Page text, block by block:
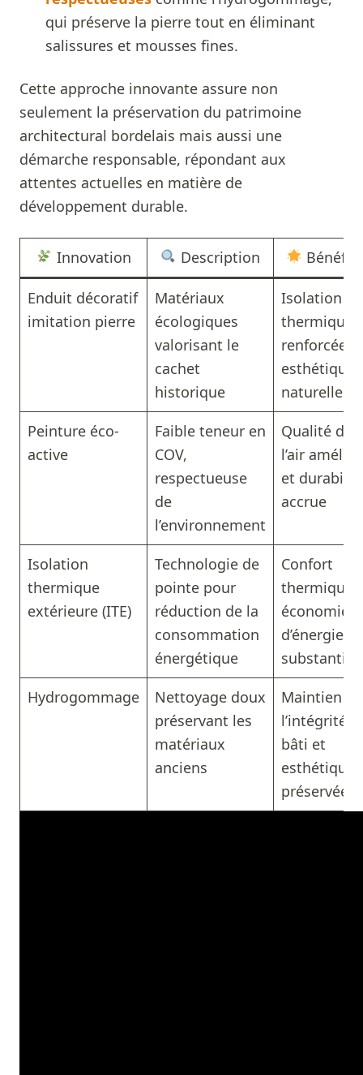
qui préserve la pierre tout en éliminant
salissures et mousses fines.
Cette approche innovante assure non
seulement la préservation du patrimoine
architectural bordelais mais aussi une
démarche responsable, répondant aux
attentes actuelles en matière de
développement durable.
Innovation Description
Enduit décoratif
imitation pierre
Matériaux
écologiques
valorisant le
cachet
historique
Isolation
thermique
renforcée
esthétique
naturelle
Peinture éco-
active
Faible teneur en
COV,
respectueuse
de
l’environnement
Qualité de
l’air
et
accrue
Isolation
thermique
extérieure (ITE)
Technologie de
pointe pour
réduction de la
consommation
énergétique
Confort
thermique
économies
d’énergie
Hydrogommage
Nettoyage doux
préservant les
matériaux
anciens
Maintien de
l’intégrité
bâti et
esthétique
préservée